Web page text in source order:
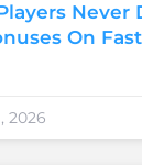
Never
On
2026